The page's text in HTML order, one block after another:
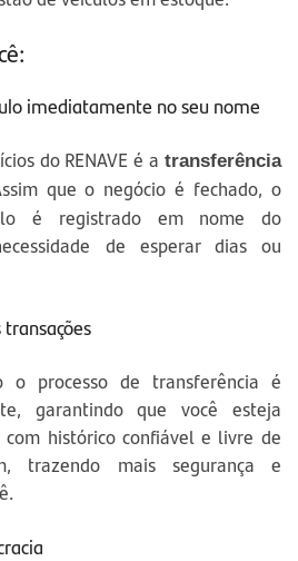
imediatamente no seu nome
do RENAVE é a transferência
que o negócio é fechado, o
é registrado em nome do
de esperar dias ou
o processo de transferência é
garantindo que você esteja
histórico confiável e livre de
trazendo mais segurança e